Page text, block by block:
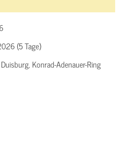
(5 Tage)
Konrad-Adenauer-Ring